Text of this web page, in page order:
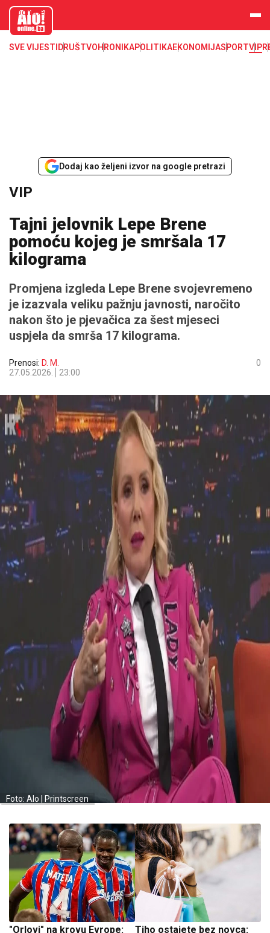
aloonline.b
SVE VIJESTI DRUŠTVOHRONIKAPOLITIKAEKONOMIJASPORTVIP
Dodaj kao željeni izvor na google pretrazi
VIP
Tajni jelovnik Lepe Brene
pomoću kojeg je smršala 17
kilograma
Promjena izgleda Lepe Brene svojevremeno
je izazvala veliku pažnju javnosti, naročito
nakon što je pjevačica za šest mjeseci
uspjela da smrša 17 kilograma.
Prenosi: D. M.
27.05.2026.
23:00
0
Foto: Alo | Printscreen
"Orlovi" na krovu Evrope:
Tiho ostajete bez novca: